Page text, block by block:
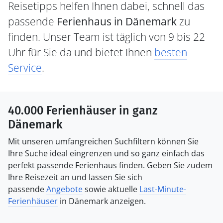
Reisetipps helfen Ihnen dabei, schnell das
passende Ferienhaus in Dänemarkzu
finden. Unser Team ist täglich von 9 bis 22
Uhr für Sie da und bietet Ihnen besten
Service.
40.000 Ferienhäuser in ganz
Dänemark
Mit unseren umfangreichen Suchfiltern können Sie
Ihre Suche ideal eingrenzen und so ganz einfach das
perfekt passende Ferienhaus finden. Geben Sie zudem
Ihre Reisezeit an und lassen Sie sich
passendeAngebotesowie aktuelle Last-Minute-
Ferienhäuser in Dänemark anzeigen.